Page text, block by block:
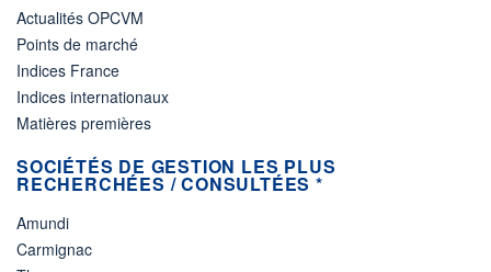
Actualités OPCVM
Points de marché
Indices France
Indices internationaux
Matières premières
SOCIÉTÉS DE GESTION LES PLUS
RECHERCHÉES / CONSULTÉES *
Amundi
Carmignac